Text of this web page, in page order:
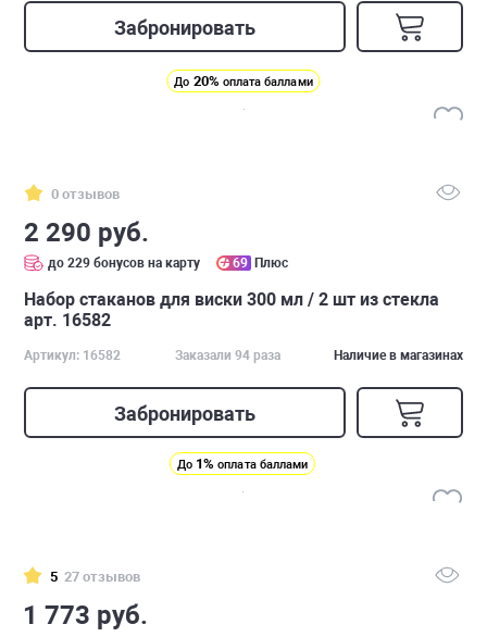
Забронировать
До 20% оплата баллами
0 отзывов
2 290 руб.
до 229 бонусов на карту 69 Плюс
Набор стаканов для виски 300 мл / 2 шт из стекла
арт. 16582
Артикул: 16582 Заказали 94 раза Наличие в магазинах
Забронировать
До 1% оплата баллами
5 27 отзывов
1 773 руб.